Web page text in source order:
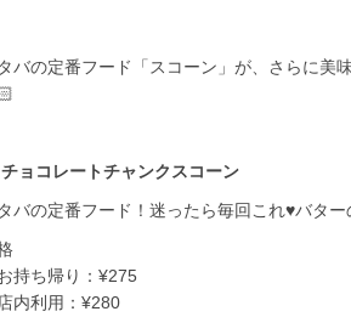
バの定番フード「スコーン」が、さらに美
チョコレートチャンクスコーン
バの定番フード！迷ったら毎回これ♥バタ
持ち帰り：¥275
内利用：¥280